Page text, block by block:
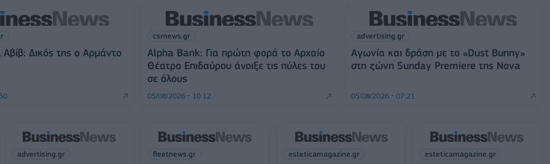
Δικός της ο Αρμάντο
csrnews.gr
Alpha Bank: Για πρώτη φορά το Αρχαίο
Θέατρο Επιδαύρου άνοιξε τις πύλες του
σε όλους
05/08/2026 - 10:12
advertising.gr
Αγωνία και δράση με το «Dust Bunny»
στη ζώνη Sunday Premiere της Nova
05/08/2026 - 07:21
advertising.gr fleetnews.gr esteticamagazine.gr esteticamagazine.gr